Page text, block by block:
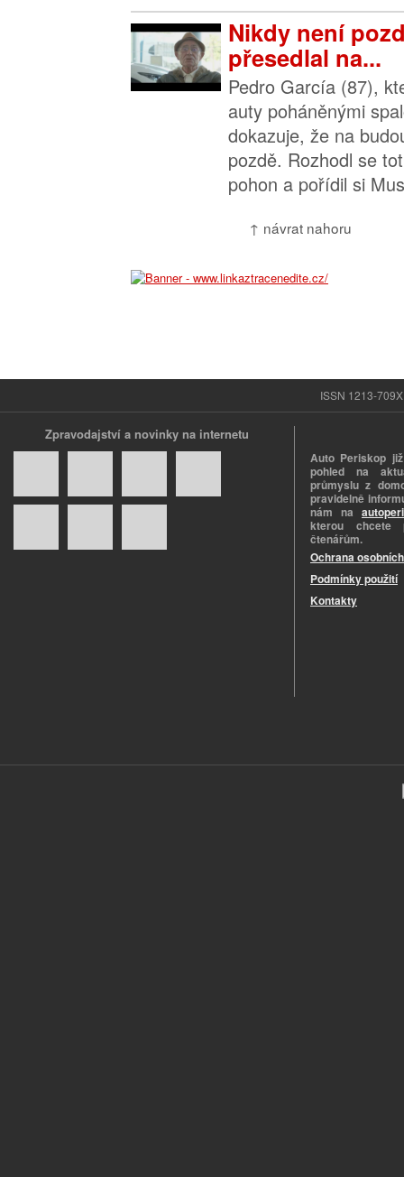
Nikdy není
přesedlal na...
Pedro García (87),
auty poháněnými
dokazuje, že na
pozdě. Rozhodl se
pohon a pořídil si
↑ návrat nahoru
ISSN 1213-
Zpravodajství a novinky na internetu
Auto Periskop
pohled na
průmyslu z
pravidelně
nám na
kterou chcete
čtenářům.
Ochrana
Podmínky použití
Kontakty